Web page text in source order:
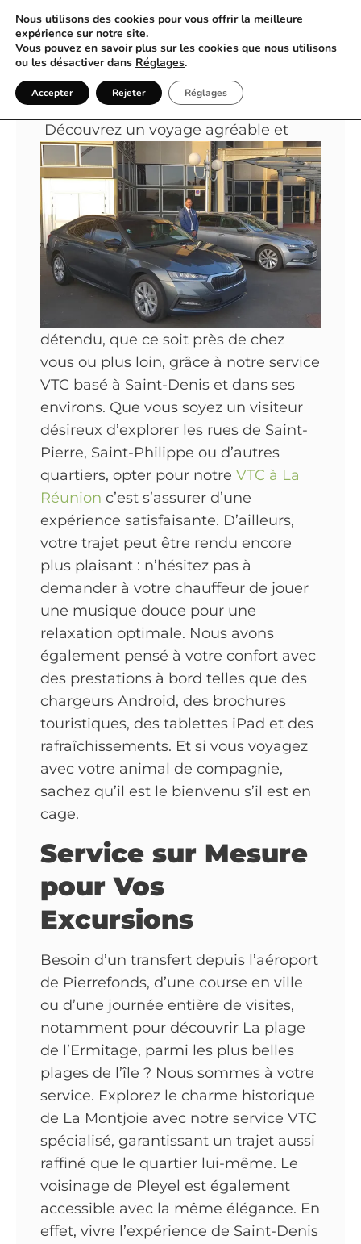
Un Voyage Confortable avec
Nos VTC à Saint-Denis
Découvrez un voyage agréable et
détendu, que ce soit près de chez
vous ou plus loin, grâce à notre service
VTC basé à Saint-Denis et dans ses
environs. Que vous soyez un visiteur
désireux d’explorer les rues de Saint-
Pierre, Saint-Philippe ou d’autres
quartiers, opter pour notre VTC à La
Réunion c’est s’assurer d’une
expérience satisfaisante. D’ailleurs,
votre trajet peut être rendu encore
plus plaisant : n’hésitez pas à
demander à votre chauffeur de jouer
une musique douce pour une
relaxation optimale. Nous avons
également pensé à votre confort avec
des prestations à bord telles que des
chargeurs Android, des brochures
touristiques, des tablettes iPad et des
rafraîchissements. Et si vous voyagez
avec votre animal de compagnie,
sachez qu’il est le bienvenu s’il est en
cage.
Service sur Mesure
pour Vos
Excursions
Besoin d’un transfert depuis l’aéroport
de Pierrefonds, d’une course en ville
ou d’une journée entière de visites,
notamment pour découvrir La plage
de l’Ermitage, parmi les plus belles
plages de l’île ? Nous sommes à votre
service. Explorez le charme historique
de La Montjoie avec notre service VTC
spécialisé, garantissant un trajet aussi
raffiné que le quartier lui-même. Le
voisinage de Pleyel est également
accessible avec la même élégance. En
effet, vivre l’expérience de Saint-Denis
Nous utilisons des cookies pour vous offrir la meilleure
expérience sur notre site.
Vous pouvez en savoir plus sur les cookies que nous utilisons
ou les désactiver dans Réglages.
Accepter Rejeter Réglages